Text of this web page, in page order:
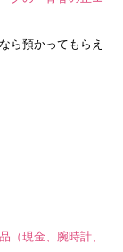
ら預かってもらえ
（現金、腕時計、